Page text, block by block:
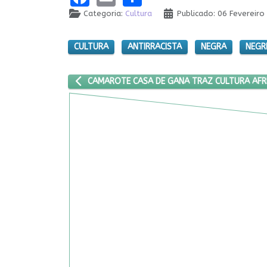
Categoria: Cultura Publicado: 06 Fevereiro
CULTURA ANTIRRACISTA NEGRA
ARTIGO ANTERIOR: CAMAROTE CASA DE GANA
CAMAROTE CASA DE GANA TRAZ CULTURA